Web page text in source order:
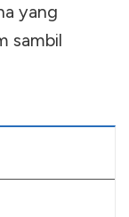
yang
sambil